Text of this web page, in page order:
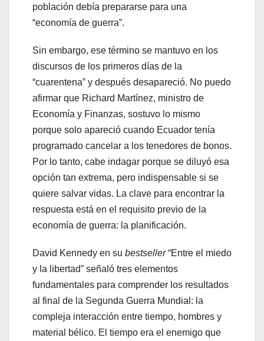
población debía prepararse para una
“economía de guerra”.
Sin embargo, ese término se mantuvo en los
discursos de los primeros días de la
“cuarentena” y después desapareció. No puedo
afirmar que Richard Martínez, ministro de
Economía y Finanzas, sostuvo lo mismo
porque solo apareció cuando Ecuador tenía
programado cancelar a los tenedores de bonos.
Por lo tanto, cabe indagar porque se diluyó esa
opción tan extrema, pero indispensable si se
quiere salvar vidas. La clave para encontrar la
respuesta está en el requisito previo de la
economía de guerra: la planificación.
David Kennedy en su bestseller“Entre el miedo
y la libertad” señaló tres elementos
fundamentales para comprender los resultados
al final de la Segunda Guerra Mundial: la
compleja interacción entre tiempo, hombres y
material bélico. El tiempo era el enemigo que